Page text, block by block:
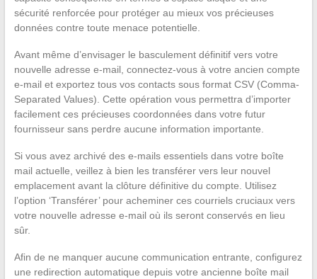
sécurité renforcée pour protéger au mieux vos précieuses
données contre toute menace potentielle.
Avant même d’envisager le basculement définitif vers votre
nouvelle adresse e-mail, connectez-vous à votre ancien compte
e-mail et exportez tous vos contacts sous format CSV (Comma-
Separated Values). Cette opération vous permettra d’importer
facilement ces précieuses coordonnées dans votre futur
fournisseur sans perdre aucune information importante.
Si vous avez archivé des e-mails essentiels dans votre boîte
mail actuelle, veillez à bien les transférer vers leur nouvel
emplacement avant la clôture définitive du compte. Utilisez
l’option ‘Transférer’ pour acheminer ces courriels cruciaux vers
votre nouvelle adresse e-mail où ils seront conservés en lieu
sûr.
Afin de ne manquer aucune communication entrante, configurez
une redirection automatique depuis votre ancienne boîte mail